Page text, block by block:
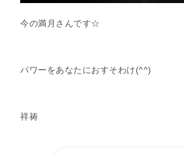
今の満月さんです☆
パワーをあなたにおすそわけ(^^)
祥祷